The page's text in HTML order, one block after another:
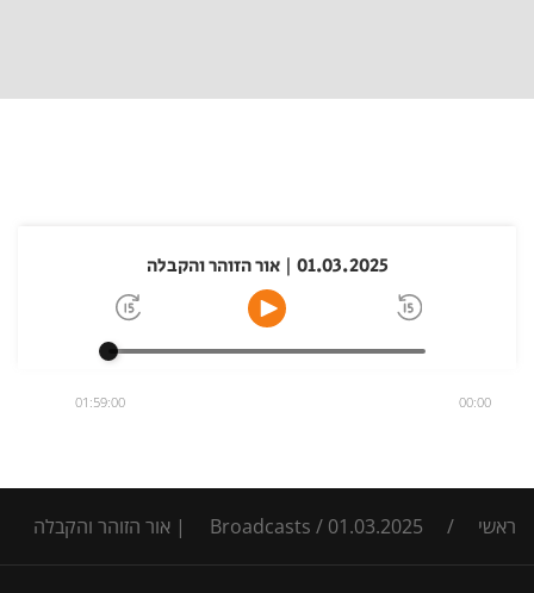
01.03.2025 | אור הזוהר והקבלה
00:00
01:59:00
ראשי /
Broadcasts / 01.03.2025 | אור הזוהר והקבלה